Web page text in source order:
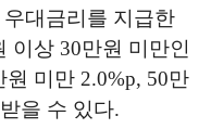
대금리를 지급한
이상 30만원 미만인
미만 2.0%p, 50만
을 수 있다.